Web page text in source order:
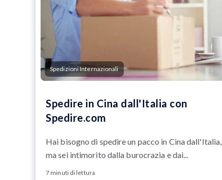
Spedizioni Internazionali
Spedire in Cina dall'Italia con
Spedire.com
Hai bisogno di spedire un pacco in Cina dall'Italia,
ma sei intimorito dalla burocrazia e dai...
7 minuti di lettura